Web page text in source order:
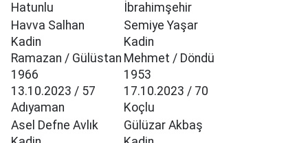
Hatunlu
İbrahimşehir
Havva Salhan
Kadin
Ramazan / Gülüstan
1966
13.10.2023 / 57
Adıyaman
Semiye Yaşar
Kadin
Mehmet / Döndü
1953
17.10.2023 / 70
Koçlu
Asel Defne Avlık
Gülüzar Akbaş